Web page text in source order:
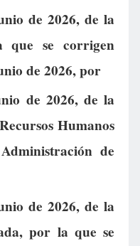
de 2026, de la
que se corrigen
de 2026, por
de 2026, de la
Humanos
de
de 2026, de la
por la que se